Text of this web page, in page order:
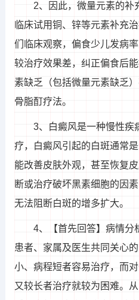
2、因此，微量元素的补
临床试用铜、锌等元素补充
们临床观察，偏食少儿发病
较治疗效果差，纠正偏食后
素缺乏（包括微量元素缺乏
骨脂酊疗法。
3、白癜风是一种慢性疾
疗，白癜风引起的白斑通常
能改善皮肤外观，甚至恢复
断或治疗破坏黑素细胞的因
无法阻断白斑的增多扩大。
4、【首先回答】病情分
患者、家属及医生共同关心
小、病程短者容易治疗，而
又较长者治疗就较为困难。